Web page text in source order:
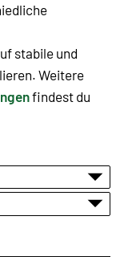
stabile und
Weitere
findest du